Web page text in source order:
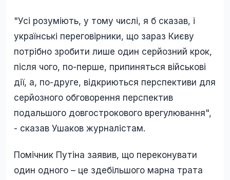
"Усі розуміють, у тому числі, я б сказав, і
українські переговірники, що зараз Києву
потрібно зробити лише один серйозний крок,
після чого, по-перше, припиняться військові
дії, а, по-друге, відкриються перспективи для
серйозного обговорення перспектив
подальшого довгострокового врегулювання",
- сказав Ушаков журналістам.
Помічник Путіна заявив, що переконувати
один одного – це здебільшого марна трата